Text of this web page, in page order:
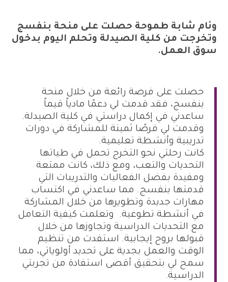
وئام شابة طموحة حصلت على منحة بنفسج
وتخرجت من كلية الصيدلة وتحلم اليوم بدخول
سوق العمل.
حصلت على فرصة رائعة من خلال منحة
بنفسج، فقد قدمت لي دعمًا مادياً قيماً
ساعدني في إكمال دراستي في كلية الصيدلة.
وقدمت لي فرصًا ثمينة للمشاركة في دورات
تدريبية وأنشطة تعليمية.
كانت رحلتي نحو التخرج تحمل في طياتها
التحديات والتعب، ومع ذلك، كانت ممتعة
ومفيدة بفضل الفعاليات والتدريبات التي
قدمتها بنفسج. مما ساعدني في اكتساب
مهارات جديدة وتطويرها من خلال المشاركة
في أنشطة تطوعية. وتعلمت كيفية التعامل
مع التحديات الدراسية وتجاوزها من خلال
قبولها بروح إيجابية. استفدت من تنظيم
الوقت والعمل بجدية على تحديد أولوياتي، مما
سمح لي بتحقيق أقصى استفادة من تجربتي
الدراسية.